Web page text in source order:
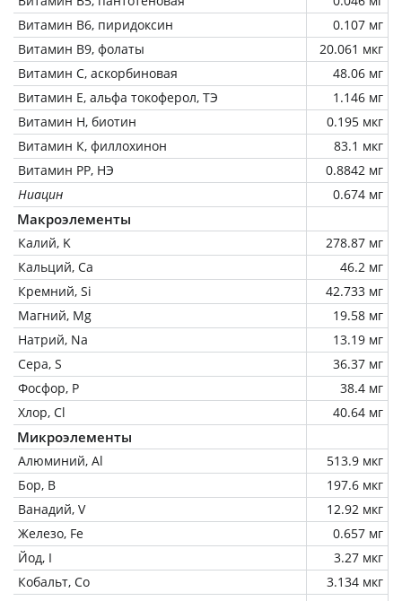
Витамин В6, пиридоксин
0.107 мг
Витамин В9, фолаты
20.061 мкг
Витамин C, аскорбиновая
48.06 мг
Витамин Е, альфа токоферол, ТЭ
1.146 мг
Витамин Н, биотин
0.195 мкг
Витамин К, филлохинон
83.1 мкг
Витамин РР, НЭ
0.8842 мг
Ниацин
0.674 мг
Макроэлементы
Калий, K
278.87 мг
Кальций, Ca
46.2 мг
Кремний, Si
42.733 мг
Магний, Mg
19.58 мг
Натрий, Na
13.19 мг
Сера, S
36.37 мг
Фосфор, P
38.4 мг
Хлор, Cl
40.64 мг
Микроэлементы
Алюминий, Al
513.9 мкг
Бор, B
197.6 мкг
Ванадий, V
12.92 мкг
Железо, Fe
0.657 мг
Йод, I
3.27 мкг
Кобальт, Co
3.134 мкг